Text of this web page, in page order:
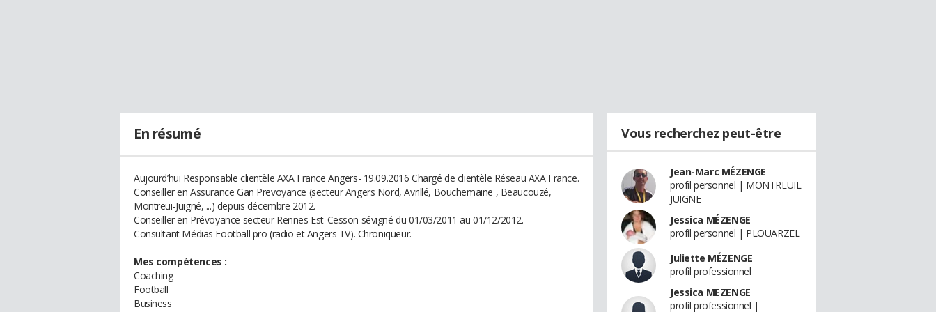
En résumé
Aujourd’hui Responsable clientèle AXA France Angers- 19.09.2016 Chargé de clientèle Réseau AXA France.
Conseiller en Assurance Gan Prevoyance (secteur Angers Nord, Avrillé, Bouchemaine , Beaucouzé,
Montreui-Juigné, ...) depuis décembre 2012.
Conseiller en Prévoyance secteur Rennes Est-Cesson sévigné du 01/03/2011 au 01/12/2012.
Consultant Médias Football pro (radio et Angers TV). Chroniqueur.
Mes compétences :
Coaching
Football
Business
Vous recherchez peut-être
Jean-Marc MÉZENGE
profil personnel | MONTREUIL
JUIGNE
Jessica MÉZENGE
profil personnel | PLOUARZEL
Juliette MÉZENGE
profil professionnel
Jessica MEZENGE
profil professionnel |